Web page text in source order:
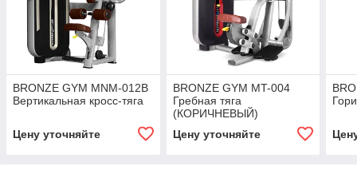
BRONZE GYM MNM-012B
Вертикальная кросс-тяга
Цену уточняйте
BRONZE GYM MT-004
Гребная тяга
(КОРИЧНЕВЫЙ)
Цену уточняйте